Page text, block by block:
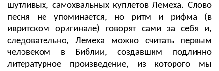
шутливых, самохвальных куплетов Лемеха. Слово
песня не упоминается, но ритм и рифма (в
ивритском оригинале) говорят сами за себя и,
следовательно, Лемеха можно считать первым
человеком в Библии, создавшим подлинно
литературное произведение, из которого мы